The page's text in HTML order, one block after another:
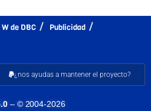
de DBC
Publicidad
¿nos ayudas a mantener el proyecto?
– © 2004-2026